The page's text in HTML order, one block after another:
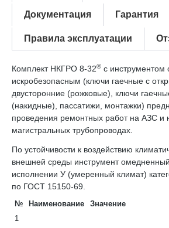
Документация Гарантия
Правила эксплуатации
Комплект НКГРО 8-32® с
искробезопасным (ключи гаечные с
двусторонние (рожковые), ключи
(накидные), пассатижи, монтажки)
проведения ремонтных работ на АЗС и
магистральных трубопроводах.
По устойчивости к воздействию
внешней среды инструмент омедненный
исполнении У (умеренный климат)
по ГОСТ 15150-69.
№ Наименование
Значение
1